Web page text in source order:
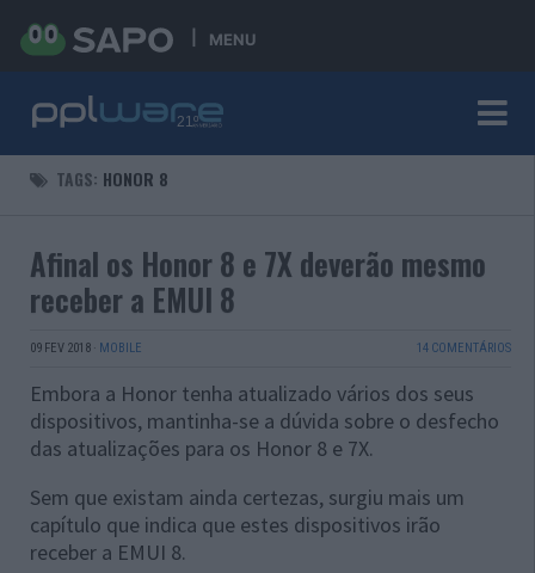
MENU
TAGS: HONOR 8
Afinal os Honor 8 e 7X deverão mesmo
receber a EMUI 8
09 FEV 2018 · MOBILE 14 COMENTÁRIOS
Embora a Honor tenha atualizado vários dos seus
dispositivos, mantinha-se a dúvida sobre o desfecho
das atualizações para os Honor 8 e 7X.
Sem que existam ainda certezas, surgiu mais um
capítulo que indica que estes dispositivos irão
receber a EMUI 8.